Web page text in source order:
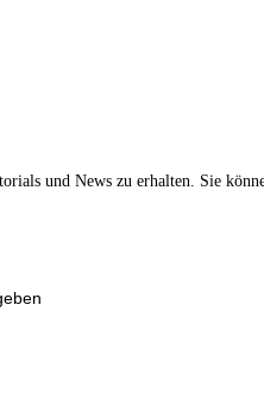
und News zu erhalten. Sie